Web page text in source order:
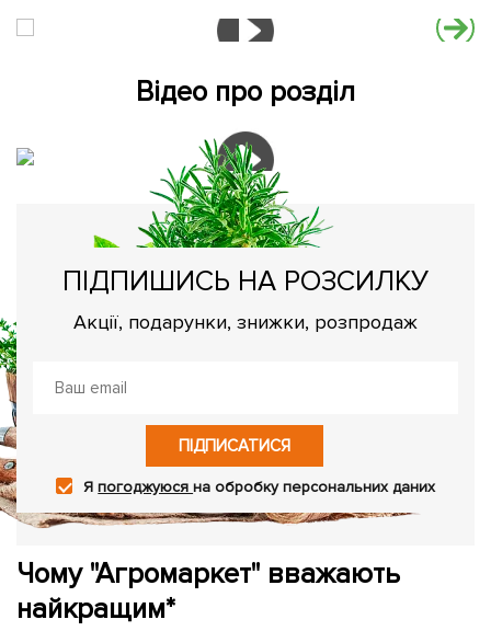
Відео про розділ
ПІДПИШИСЬ НА РОЗСИЛКУ
Акції, подарунки, знижки, розпродаж
ПІДПИСАТИСЯ
Япогоджуюсяна обробку персональних даних
Чому "Агромаркет" вважають
найкращим*